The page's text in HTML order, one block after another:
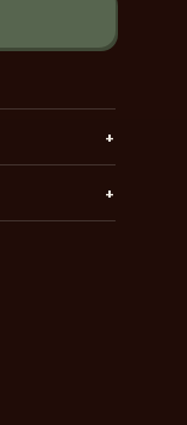
+
+